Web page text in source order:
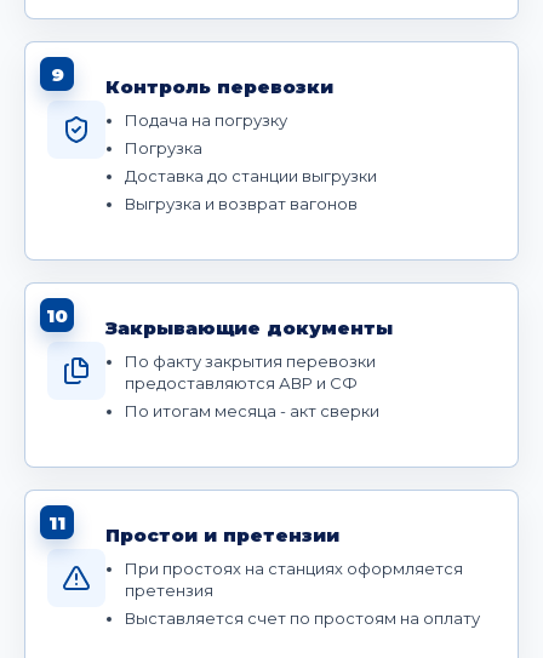
9
Контроль перевозки
Подача на погрузку
Погрузка
Доставка до станции выгрузки
Выгрузка и возврат вагонов
10
Закрывающие документы
По факту закрытия перевозки
предоставляются АВР и СФ
По итогам месяца - акт сверки
11
Простои и претензии
При простоях на станциях оформляется
претензия
Выставляется счет по простоям на оплату